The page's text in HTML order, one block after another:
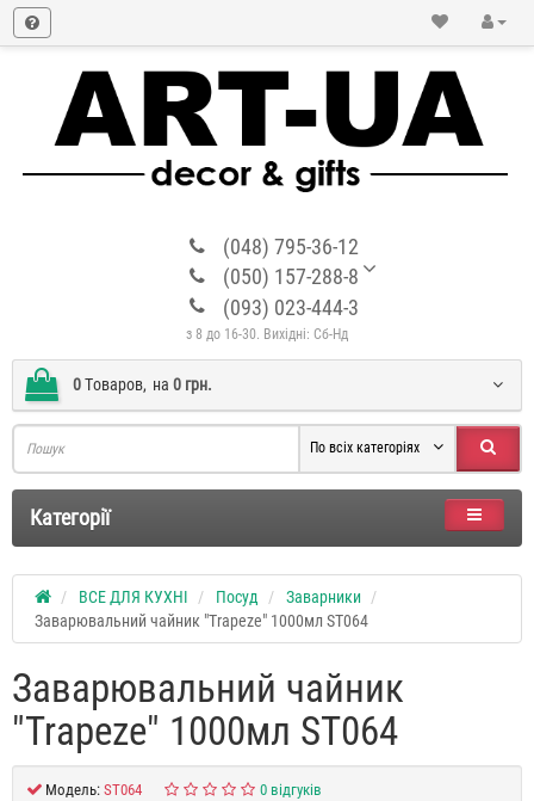
(048) 795-36-12
(050) 157-288-8
(093) 023-444-3
з 8 до 16-30. Вихідні: Сб-Нд
0Tоваров, на 0 грн.
По всіх категоріях
Категорії
ВСЕ ДЛЯ КУХНІ Посуд
Заварники
Заварювальний чайник "Trapeze" 1000мл ST064
Заварювальний чайник
"Trapeze" 1000мл ST064
Модель: ST064 0 відгуків